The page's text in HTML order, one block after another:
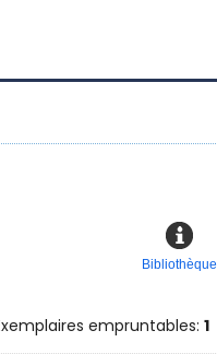
Bibliothèque
empruntables: 1